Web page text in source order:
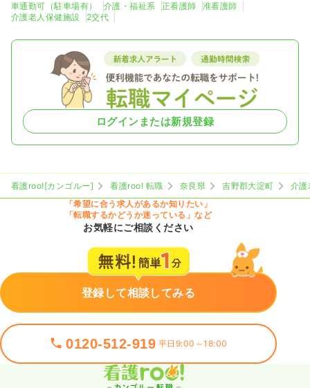
車通勤可（駐車場有） 介護・福祉系 正看護師
准看護師
介護老人保健施設
2交代
ログインまたは新規登録
看護roo![カンゴルー] 看護roo! 転職 奈良県 吉野郡大淀町
介護
「希望に合う求人があるか知りたい」
「転職するかどうか迷っている」など
お気軽にご相談ください
登録して相談してみる
0120-512-919 平日9:00～18:00